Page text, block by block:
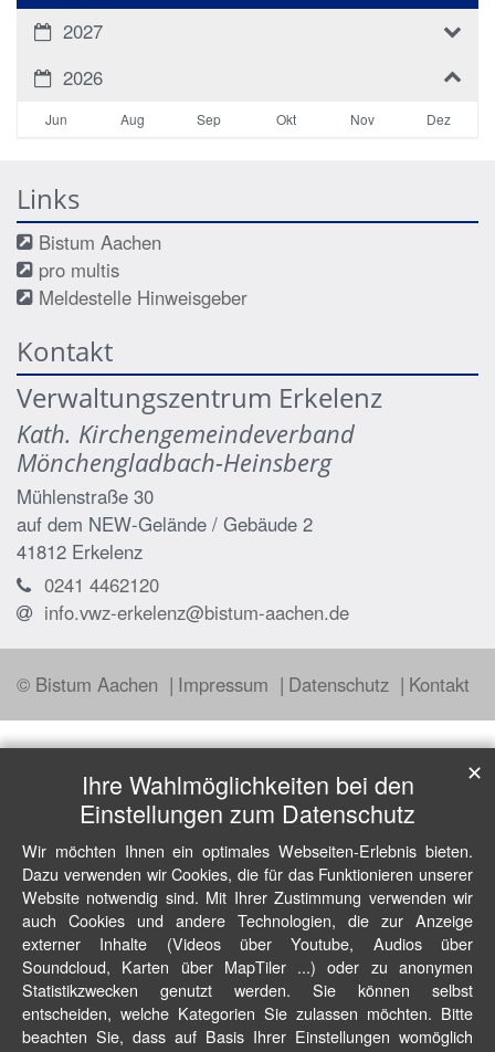
2027
2026
Jun Aug Sep Okt Nov Dez
Links
Bistum Aachen
pro multis
Meldestelle Hinweisgeber
Kontakt
Verwaltungszentrum Erkelenz
Kath. Kirchengemeindeverband
Mönchengladbach-Heinsberg
Mühlenstraße 30
auf dem NEW-Gelände / Gebäude 2
41812 Erkelenz
0241 4462120
info.vwz-erkelenz@bistum-aachen.de
© Bistum Aachen Impressum Datenschutz Kontakt
Ihre Wahlmöglichkeiten bei den
Einstellungen zum Datenschutz
Wir möchten Ihnen ein optimales Webseiten-Erlebnis bieten.
Dazu verwenden wir Cookies, die für das Funktionieren unserer
Website notwendig sind. Mit Ihrer Zustimmung verwenden wir
auch Cookies und andere Technologien, die zur Anzeige
externer Inhalte (Videos über Youtube, Audios über
Soundcloud, Karten über MapTiler ...) oder zu anonymen
Statistikzwecken genutzt werden. Sie können selbst
entscheiden, welche Kategorien Sie zulassen möchten. Bitte
beachten Sie, dass auf Basis Ihrer Einstellungen womöglich
✕